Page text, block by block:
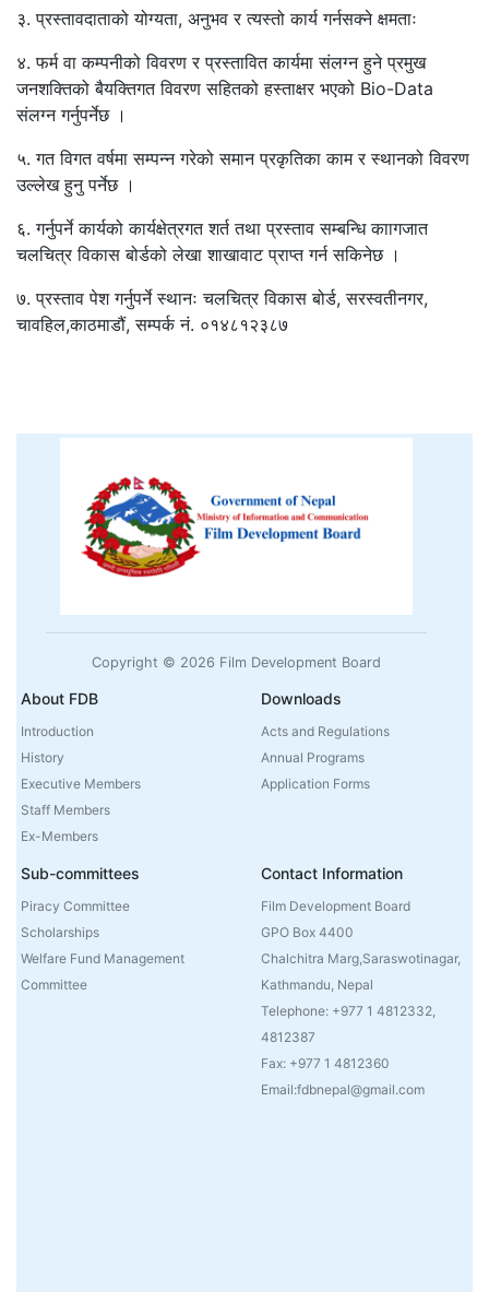
३. प्रस्तावदाताको योग्यता, अनुभव र त्यस्तो कार्य गर्नसक्ने क्षमताः
४. फर्म वा कम्पनीको विवरण र प्रस्तावित कार्यमा संलग्न हुने प्रमुख
जनशक्तिको बैयक्तिगत विवरण सहितको हस्ताक्षर भएको Bio-Data
संलग्न गर्नुपर्नेछ ।
५. गत विगत वर्षमा सम्पन्न गरेको समान प्रकृतिका काम र स्थानको विवरण
उल्लेख हुनु पर्नेछ ।
६. गर्नुपर्ने कार्यको कार्यक्षेत्रगत शर्त तथा प्रस्ताव सम्बन्धि काागजात
चलचित्र विकास बोर्डको लेखा शाखावाट प्राप्त गर्न सकिनेछ ।
७. प्रस्ताव पेश गर्नुपर्ने स्थानः चलचित्र विकास बोर्ड, सरस्वतीनगर,
चावहिल,काठमाडौं, सम्पर्क नं. ०१४८१२३८७
Copyright © 2026 Film Development Board
About FDB
Introduction
History
Executive Members
Staff Members
Ex-Members
Downloads
Acts and Regulations
Annual Programs
Application Forms
Sub-committees
Piracy Committee
Scholarships
Welfare Fund Management
Committee
Contact Information
Film Development Board
GPO Box 4400
Chalchitra Marg,Saraswotinagar,
Kathmandu, Nepal
Telephone: +977 1 4812332,
4812387
Fax: +977 1 4812360
Email:fdbnepal@gmail.com